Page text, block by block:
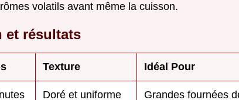
volatils avant même la cuisson.
et résultats
Texture Idéal Pour
Doré et uniforme Grandes fournées